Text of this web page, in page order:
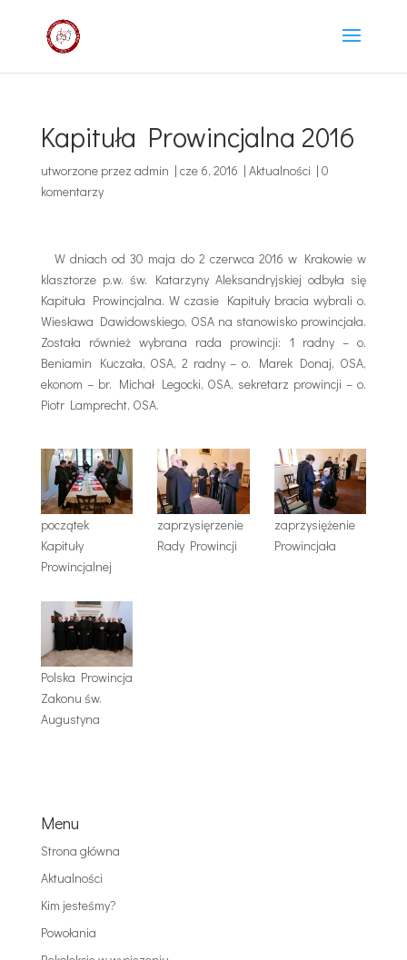
Kapituła Prowincjalna 2016
utworzone przez admin | cze 6, 2016 | Aktualności | 0
komentarzy
W dniach od 30 maja do 2 czerwca 2016 w Krakowie w
klasztorze p.w. św. Katarzyny Aleksandryjskiej odbyła się
Kapituła Prowincjalna. W czasie Kapituły bracia wybrali o.
Wiesława Dawidowskiego, OSA na stanowisko prowincjała.
Została również wybrana rada prowincji: 1 radny – o.
Beniamin Kuczała, OSA, 2 radny – o. Marek Donaj, OSA,
ekonom – br. Michał Legocki, OSA, sekretarz prowincji – o.
Piotr Lamprecht, OSA.
początek
Kapituły
Prowincjalnej
zaprzysięrzenie
Rady Prowincji
zaprzysiężenie
Prowincjała
Polska Prowincja
Zakonu św.
Augustyna
Menu
Strona główna
Aktualności
Kim jesteśmy?
Powołania